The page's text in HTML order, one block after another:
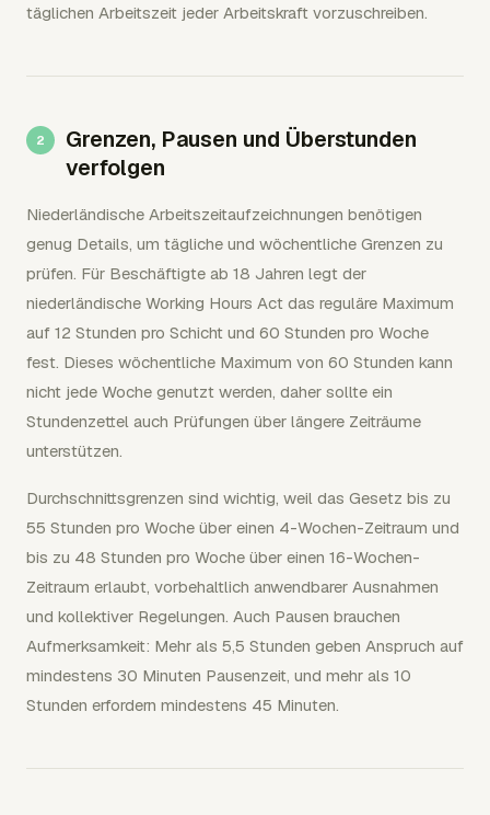
täglichen Arbeitszeit jeder Arbeitskraft vorzuschreiben.
Grenzen, Pausen und Überstunden
verfolgen
Niederländische Arbeitszeitaufzeichnungen benötigen
genug Details, um tägliche und wöchentliche Grenzen zu
prüfen. Für Beschäftigte ab 18 Jahren legt der
niederländische Working Hours Act das reguläre Maximum
auf 12 Stunden pro Schicht und 60 Stunden pro Woche
fest. Dieses wöchentliche Maximum von 60 Stunden kann
nicht jede Woche genutzt werden, daher sollte ein
Stundenzettel auch Prüfungen über längere Zeiträume
unterstützen.
Durchschnittsgrenzen sind wichtig, weil das Gesetz bis zu
55 Stunden pro Woche über einen 4-Wochen-Zeitraum und
bis zu 48 Stunden pro Woche über einen 16-Wochen-
Zeitraum erlaubt, vorbehaltlich anwendbarer Ausnahmen
und kollektiver Regelungen. Auch Pausen brauchen
Aufmerksamkeit: Mehr als 5,5 Stunden geben Anspruch auf
mindestens 30 Minuten Pausenzeit, und mehr als 10
Stunden erfordern mindestens 45 Minuten.